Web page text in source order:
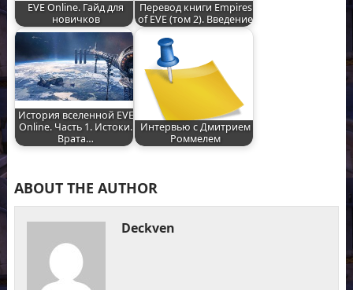
EVE Online. Гайд для
новичков
Перевод книги Empires
of EVE (том 2). Введение
История вселенной EVE
Online. Часть 1. Истоки.
Врата…
Интервью с Дмитрием
Роммелем
ABOUT THE AUTHOR
Deckven